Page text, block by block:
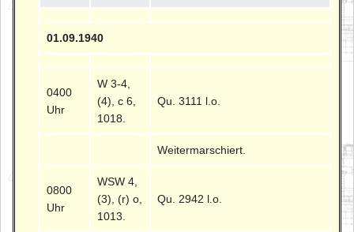
01.09.1940
0400
Uhr
W 3-4,
(4), c 6,
1018.
Qu. 3111 l.o.
Weitermarschiert.
0800
Uhr
WSW 4,
(3), (r) o,
1013.
Qu. 2942 l.o.